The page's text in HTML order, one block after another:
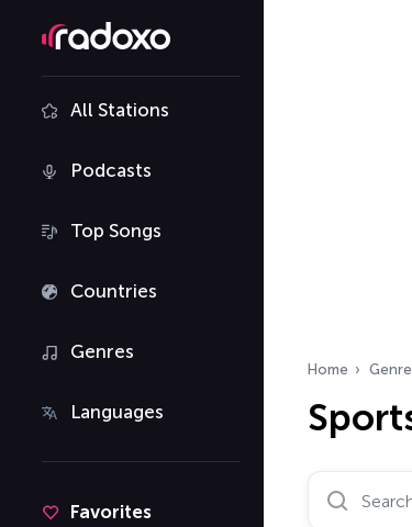
All Stations
Podcasts
Top Songs
Countries
Genres
Languages
Favorites
Home
Search